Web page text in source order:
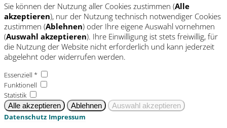
Sie können der Nutzung aller Cookies zustimmen (Alle
akzeptieren), nur der Nutzung technisch notwendiger Cookies
zustimmen (Ablehnen) oder Ihre eigene Auswahl vornehmen
(Auswahl akzeptieren). Ihre Einwilligung ist stets freiwillig, für
die Nutzung der Website nicht erforderlich und kann jederzeit
abgelehnt oder widerrufen werden.
Essenziell *
Funktionell
Statistik
Datenschutz Impressum